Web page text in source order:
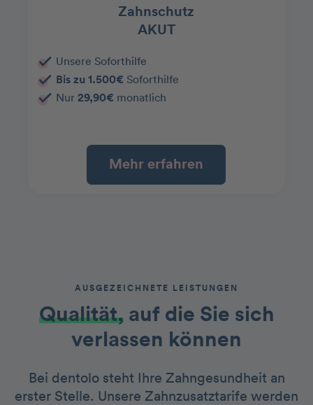
Zahnschutz
AKUT
Unsere Soforthilfe
Bis zu 1.500€Soforthilfe
Nur 29,90€monatlich
Mehr erfahren
AUSGEZEICHNETE LEISTUNGEN
Qualität,auf die Sie sich
verlassen können
Bei dentolo steht Ihre Zahngesundheit an
erster Stelle. Unsere Zahnzusatztarife werden